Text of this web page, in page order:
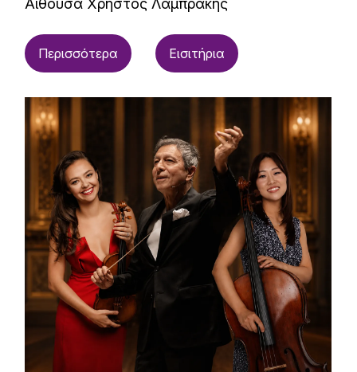
Αίθουσα Χρήστος Λαμπράκης
Περισσότερα Εισιτήρια